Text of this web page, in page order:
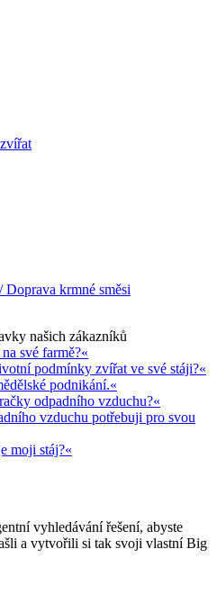
Doprava krmné směsi
našich zákazníků
své farmě?«
podmínky zvířat ve své stáji?«
podnikání.«
odpadního vzduchu?«
vzduchu potřebuji pro svou
moji stáj?«
vyhledávání řešení, abyste
a vytvořili si tak svoji vlastní Big